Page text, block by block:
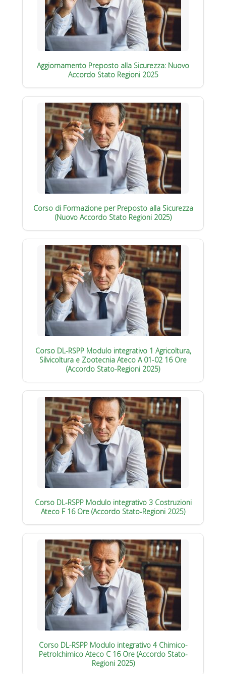
Aggiornamento Preposto alla Sicurezza: Nuovo
Accordo Stato Regioni 2025
Corso di Formazione per Preposto alla Sicurezza
(Nuovo Accordo Stato Regioni 2025)
Corso DL-RSPP Modulo integrativo 1 Agricoltura,
Silvicoltura e Zootecnia Ateco A 01-02 16 Ore
(Accordo Stato-Regioni 2025)
Corso DL-RSPP Modulo integrativo 3 Costruzioni
Ateco F 16 Ore (Accordo Stato-Regioni 2025)
Corso DL-RSPP Modulo integrativo 4 Chimico-
Petrolchimico Ateco C 16 Ore (Accordo Stato-
Regioni 2025)